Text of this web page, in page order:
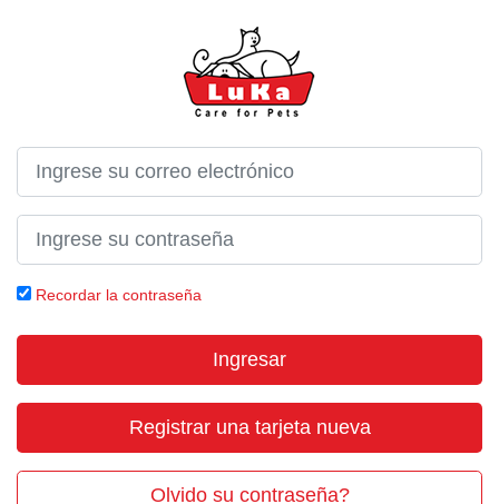
Recordar la contraseña
Ingresar
Registrar una tarjeta nueva
Olvido su contraseña?